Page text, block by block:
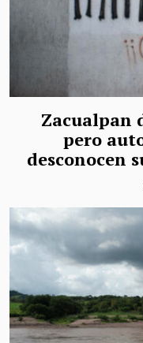
Zacualpan
pero
desconocen